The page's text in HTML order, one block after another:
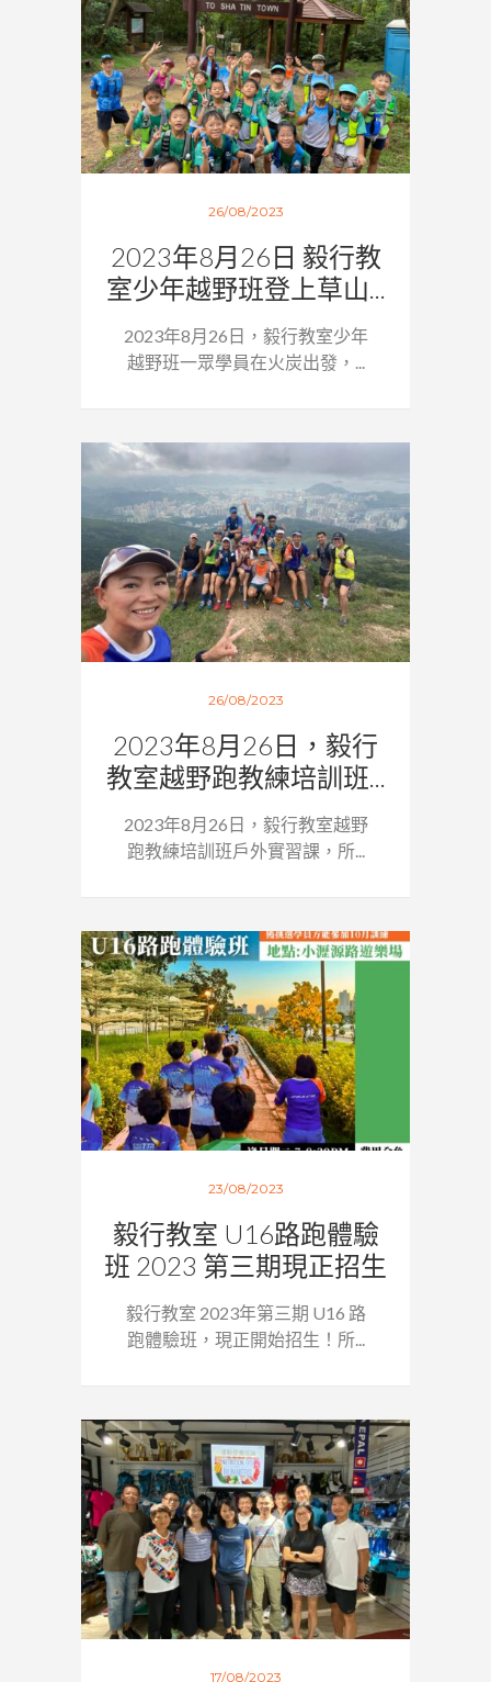
26/08/2023
2023年8月26日 毅行教
室少年越野班登上草山...
2023年8月26日，毅行教室少年
越野班一眾學員在火炭出發，...
26/08/2023
2023年8月26日，毅行
教室越野跑教練培訓班...
2023年8月26日，毅行教室越野
跑教練培訓班戶外實習課，所...
23/08/2023
毅行教室 U16路跑體驗
班 2023 第三期現正招生
毅行教室 2023年第三期 U16 路
跑體驗班，現正開始招生！所...
17/08/2023